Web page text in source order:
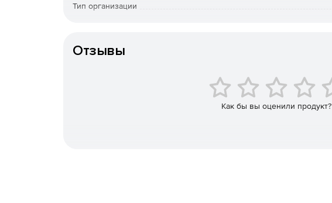
Тип организации
Отзывы
Как бы вы оценили продукт?